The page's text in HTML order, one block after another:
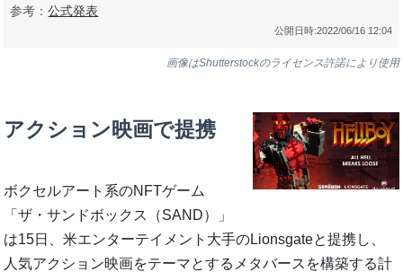
参考：公式発表
公開日時:2022/06/16 12:04
画像はShutterstockのライセンス許諾により使用
アクション映画で提携
ボクセルアート系のNFTゲーム
「ザ・サンドボックス（SAND）」
は15日、米エンターテイメント大手のLionsgateと提携し、
人気アクション映画をテーマとするメタバースを構築する計